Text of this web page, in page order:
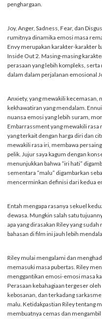
penghargaan.
Joy, Anger, Sadness, Fear, dan
rumitnya dinamika emosi masa
Envy merupakan karakter-karakter
Inside Out 2. Masing-masing
perasaan yang lebih kompleks,
dalam dalam perjalanan emosional
Anxiety, yang mewakili kecemasan,
kekhawatiran yang mendalam.
nuansa emosi yang lebih suram,
Embarrassment yang mewakili
yang terkait dengan harga diri dan
mewakili rasa iri, membawa
pelik. Jujur saya kagum dengan
menunjukkan bahwa “iri hati”
sementara “malu” digambarkan
mencerminkan definisi dari kedua
Entah mengapa rasanya sekuel
dewasa. Mungkin salah satu
apa yang dirasakan Riley yang
bahasan di film ini jauh lebih
Riley mulai mengalami dan
memasuki masa pubertas. Riley
menggantikan emosi-emosi masa
Perasaan kebahagiaan tergeser
kebosanan, dan terkadang
malu. Ketidakpastian Riley tentang
membuatnya cemas dan mengambil